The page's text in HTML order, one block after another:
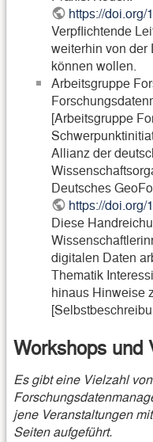
https://
Verpflichtende
weiterhin von der
können wollen.
Arbeitsgruppe
[Arbeitsgruppe
Allianz der
Deutsches
https://
Diese
digitalen Daten
Thematik
hinaus Hinweise
Workshops und
Es gibt eine Vielzahl
jene Veranstaltungen
Seiten aufgeführt.